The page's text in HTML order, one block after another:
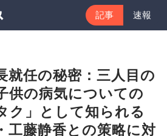
記事 速報
就任の秘密：三人目の
供の病気についての
ク」として知られる
工藤静香との策略に対